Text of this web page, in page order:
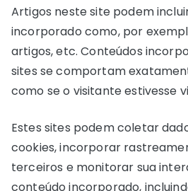
Artigos neste site podem
incorporado como, por
artigos, etc. Conteúdos
sites se comportam
como se o visitante estivesse
Estes sites podem coletar
cookies, incorporar
terceiros e monitorar sua
conteúdo incorporado,